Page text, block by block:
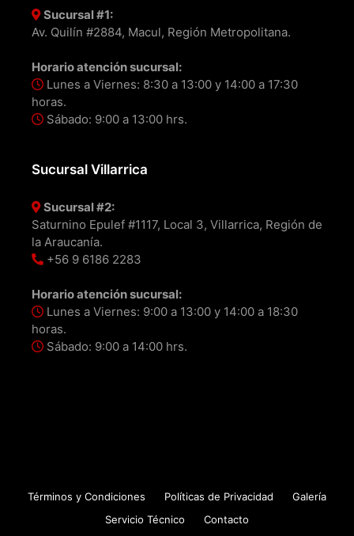
Sucursal #1:
Av. Quilín #2884, Macul, Región Metropolitana.
Horario atención sucursal:
Lunes a Viernes: 8:30 a 13:00 y 14:00 a 17:30
horas.
Sábado: 9:00 a 13:00 hrs.
Sucursal Villarrica
Sucursal #2:
Saturnino Epulef #1117, Local 3, Villarrica, Región de
la Araucanía.
+56 9 6186 2283
Horario atención sucursal:
Lunes a Viernes: 9:00 a 13:00 y 14:00 a 18:30
horas.
Sábado: 9:00 a 14:00 hrs.
Términos y Condiciones Políticas de Privacidad
Galería
Servicio Técnico
Contacto